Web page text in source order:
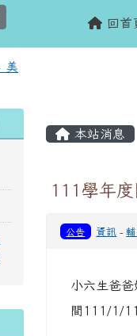
回首
本站消息
111學年
公告 資訊 -
小六生爸
間111/1/